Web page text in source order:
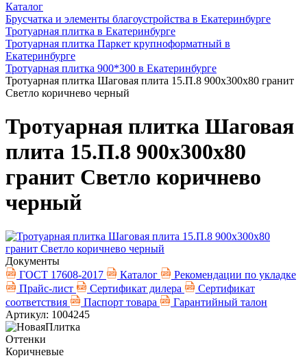
Каталог
Брусчатка и элементы благоустройства в Екатеринбурге
Тротуарная плитка в Екатеринбурге
Тротуарная плитка Паркет крупноформатный в
Екатеринбурге
Тротуарная плитка 900*300 в Екатеринбурге
Тротуарная плитка Шаговая плита 15.П.8 900х300х80 гранит
Светло коричнево черный
Тротуарная плитка Шаговая
плита 15.П.8 900х300х80
гранит Светло коричнево
черный
Документы
ГОСТ 17608-2017
Каталог
Рекомендации по укладке
Прайс-лист
Сертификат дилера
Сертификат
соответствия
Паспорт товара
Гарантийный талон
Артикул: 1004245
Оттенки
Коричневые